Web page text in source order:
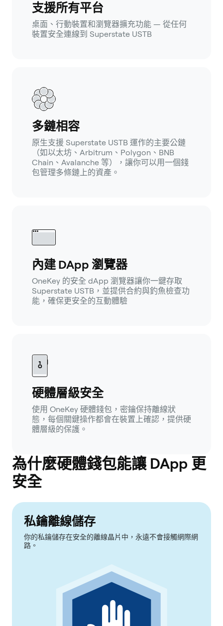
支援所有平台
桌面、行動裝置和瀏覽器擴充功能 — 從任何
裝置安全連線到 Superstate USTB
多鏈相容
原生支援 Superstate USTB 運作的主要公鏈
（如以太坊、Arbitrum、Polygon、BNB
Chain、Avalanche 等），讓你可以用一個錢
包管理多條鏈上的資產。
內建 DApp 瀏覽器
OneKey 的安全 dApp 瀏覽器讓你一鍵存取
Superstate USTB，並提供合約與釣魚檢查功
能，確保更安全的互動體驗
硬體層級安全
使用 OneKey 硬體錢包，密鑰保持離線狀
態，每個關鍵操作都會在裝置上確認，提供硬
體層級的保護。
為什麼硬體錢包能讓 DApp 更
安全
私鑰離線儲存
你的私鑰儲存在安全的離線晶片中，永遠不會接觸網際網
路。